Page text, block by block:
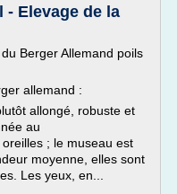
- Elevage de la
Berger Allemand poils
allemand :
allongé, robuste et
au
; le museau est
moyenne, elles sont
Les yeux, en...